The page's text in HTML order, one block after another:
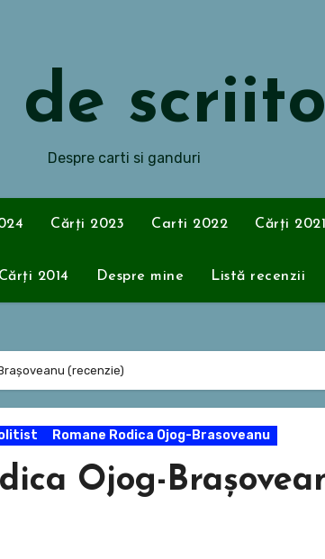
de
Despre carti si ganduri
Cărți 2023 Carti 2022 Cărți 2021
Cărți 2014 Despre mine Listă recenzii
(recenzie)
Romane Rodica Ojog-Brasoveanu
Ojog-